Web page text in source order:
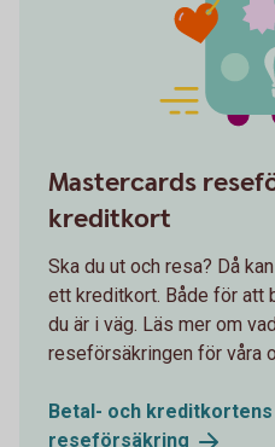
Mastercards
kreditkort
Ska du ut och resa? Då
ett kreditkort. Både för att
du är i väg. Läs mer om
reseförsäkringen för våra
Betal- och
reseförsäkring